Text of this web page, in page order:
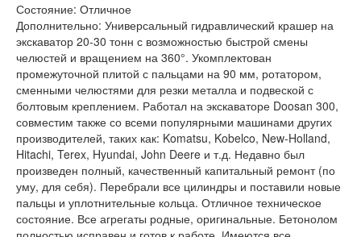
Состояние: Отличное
Дополнительно: Универсальный гидравлический крашер на
экскаватор 20-30 тонн с возможностью быстрой смены
челюстей и вращением на 360°. Укомплектован
промежуточной плитой с пальцами на 90 мм, ротатором,
сменными челюстями для резки металла и подвеской с
болтовым креплением. Работал на экскаваторе Doosan 300,
совместим также со всеми популярными машинами других
производителей, таких как: Komatsu, Kobelco, New-Holland,
Hitachi, Terex, Hyundai, John Deere и т.д. Недавно был
произведен полный, качественный капитальный ремонт (по
уму, для себя). Перебрали все цилиндры и поставили новые
пальцы и уплотнительные кольца. Отличное техническое
состояние. Все агрегаты родные, оригинальные. Бетонолом